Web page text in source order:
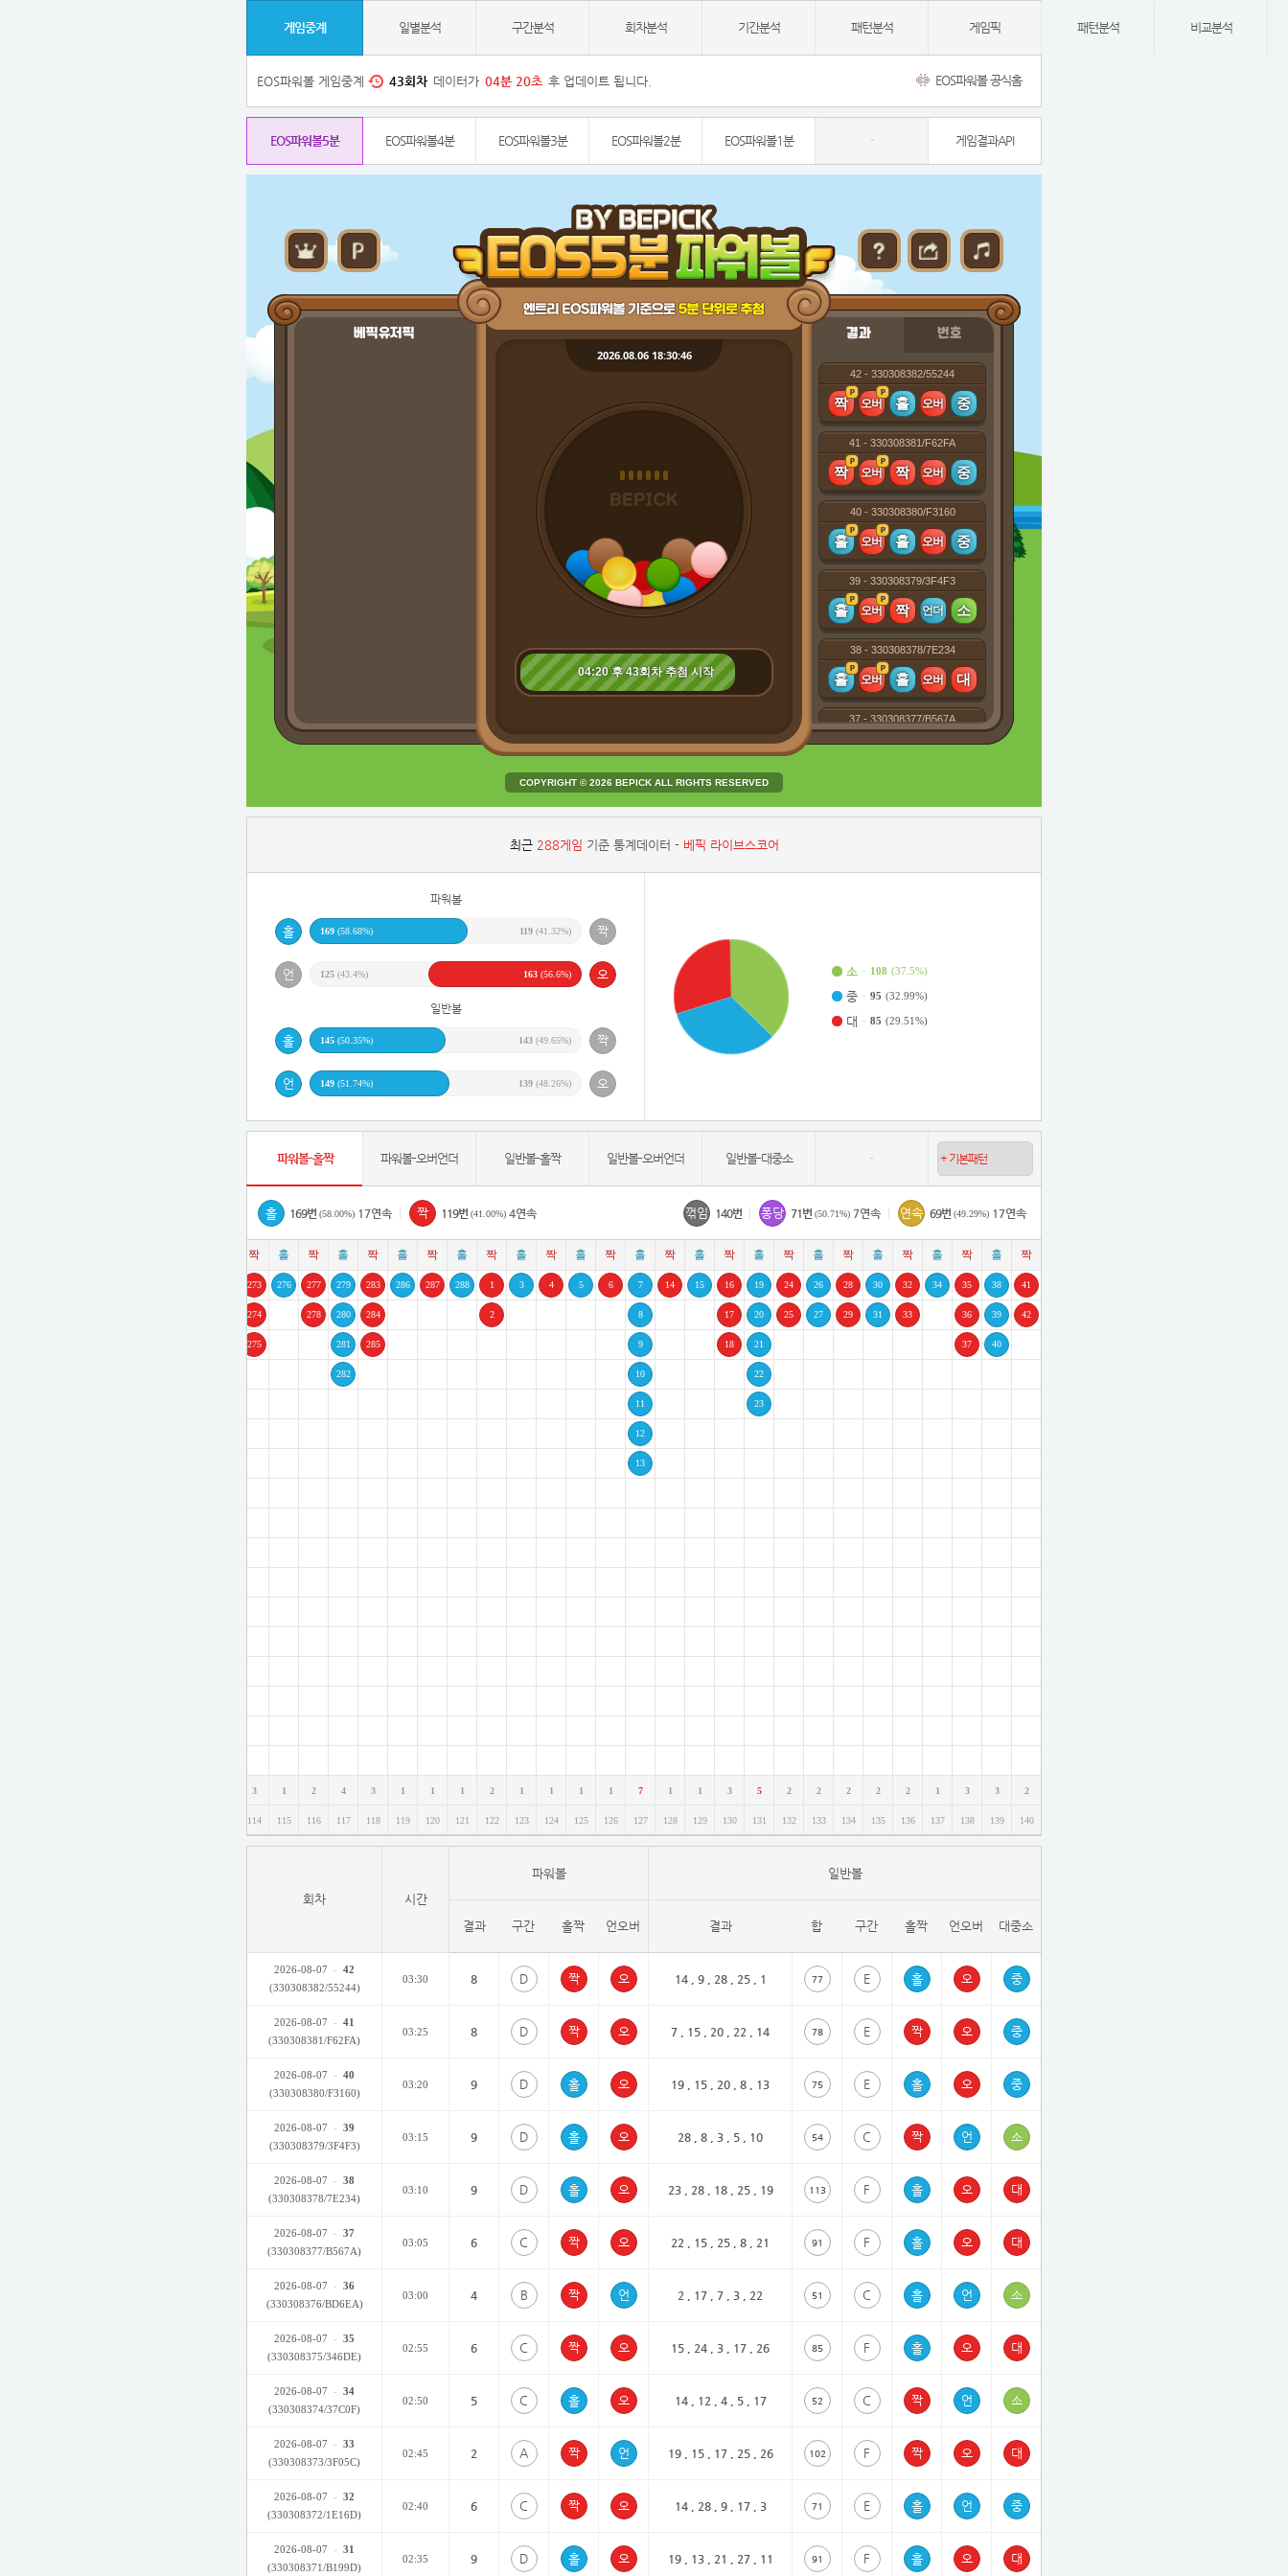
게임중계 일별분석 구간분석 회차분석 기간분석 패턴분석 게임픽 패턴분석 비교분석
EOS파워볼 게임중계 43회차 데이터가 04분 20초 후 업데이트 됩니다. EOS파워볼 공식홈
EOS파워볼5분 EOS파워볼4분 EOS파워볼3분 EOS파워볼2분 EOS파워볼1분 - 게임결과API
베픽유저픽
2026.08.06 18:30:46
04:20 후 43회차 추첨 시작
결과 번호
42 - 330308382/55244
41 - 330308381/F62FA
40 - 330308380/F3160
39 - 330308379/3F4F3
38 - 330308378/7E234
37 - 330308377/B567A
33 - 330308373/3F05C
31 - 330308371/B199D
30 - 330308370/CA079
29 - 330308369/D1B55
28 - 330308368/6CF0F
26 - 330308366/726DD
23 - 330308363/357E7
21 - 330308361/5F73D
18 - 330308358/DFAE4
17 - 330308357/C2AAC
15 - 330308355/7313A
14 - 330308354/CC2C7
12 - 330308352/1E706
11 - 330308351/3FB51
COPYRIGHT © 2026 BEPICK ALL RIGHTS RESERVED
최근 288게임 기준 통계데이터 - 베픽 라이브스코어
파워볼
169 (58.68%) 119 (41.32%)
125 (43.4%) 163 (56.6%)
일반볼
145 (50.35%) 143 (49.65%)
149 (51.74%) 139 (48.26%)
소 - 108 (37.5%)
중 - 95 (32.99%)
대 - 85 (29.51%)
파워볼-홀짝 파워볼-오버언더 일반볼-홀짝 일반볼-오버언더 일반볼-대중소 -
169번 (58.00%) 17연속 119번 (41.00%) 4연속 꺾임 140번 퐁당 71번 (50.71%) 7연속 연속 69번 (49.29%) 17연속
273
274
275
3
114
276
1
115
277
278
2
116
279
280
281
282
4
117
283
284
285
3
118
286
1
119
287
1
120
288
1
121
1
2
2
122
3
1
123
4
1
124
5
1
125
6
1
126
7
8
9
10
11
12
13
7
127
14
1
128
15
1
129
16
17
18
3
130
19
20
21
22
23
5
131
24
25
2
132
26
27
2
133
28
29
2
134
30
31
2
135
32
33
2
136
34
1
137
35
36
37
3
138
38
39
40
3
139
41
42
2
140
회차 시간
파워볼 일반볼
결과 구간 홀짝 언오버 결과 합 구간 홀짝 언오버 대중소
2026-08-07 - 42
(330308382/55244)
03:30 8 D 14 , 9 , 28 , 25 , 1 77 E
2026-08-07 - 41
(330308381/F62FA)
03:25 8 D 7 , 15 , 20 , 22 , 14 78 E
2026-08-07 - 40
(330308380/F3160)
03:20 9 D 19 , 15 , 20 , 8 , 13 75 E
2026-08-07 - 39
(330308379/3F4F3)
03:15 9 D 28 , 8 , 3 , 5 , 10 54 C
2026-08-07 - 38
(330308378/7E234)
03:10 9 D 23 , 28 , 18 , 25 , 19 113 F
2026-08-07 - 37
(330308377/B567A)
03:05 6 C 22 , 15 , 25 , 8 , 21 91 F
2026-08-07 - 36
(330308376/BD6EA)
03:00 4 B 2 , 17 , 7 , 3 , 22 51 C
2026-08-07 - 35
(330308375/346DE)
02:55 6 C 15 , 24 , 3 , 17 , 26 85 F
2026-08-07 - 34
(330308374/37C0F)
02:50 5 C 14 , 12 , 4 , 5 , 17 52 C
2026-08-07 - 33
(330308373/3F05C)
02:45 2 A 19 , 15 , 17 , 25 , 26 102 F
2026-08-07 - 32
(330308372/1E16D)
02:40 6 C 14 , 28 , 9 , 17 , 3 71 E
2026-08-07 - 31
(330308371/B199D)
02:35 9 D 19 , 13 , 21 , 27 , 11 91 F